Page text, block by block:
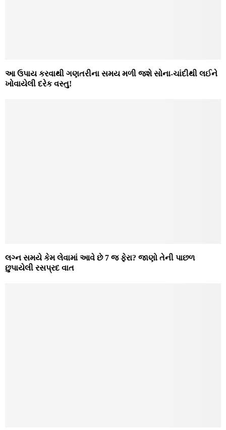
આ ઉપાય કરવાથી ગણતરીના સમય મળી જશે સોના-ચાંદીથી લઈને
ખોવાયેલી દરેક વસ્તુ!
લગ્ન સમયે કેમ લેવામાં આવે છે 7 જ ફેરા? જાણો તેની પાછળ
છુપાયેલી રસપ્રદ વાત